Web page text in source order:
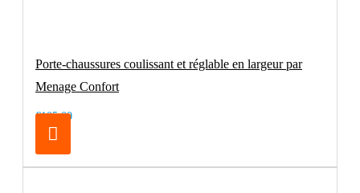
Porte-chaussures coulissant et réglable en largeur par
Menage Confort
€105.00